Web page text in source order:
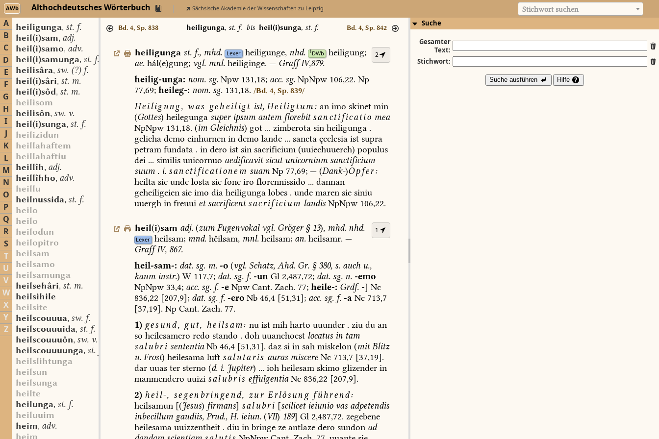
AWb Althochdeutsches Wörterbuch Sächsische Akademie der Wissenschaften zu Leipzig Stichwort suchen
A
B
C
D
E
F
G
H
I
J
K
L
M
N
O
P
Q
R
S
T
U
V
W
X
Y
Z
heiligunga, st. f.
heil(i)sam, adj.
heil(i)samo, adv.
heil(i)samunga, st. f.
heilisâra, sw. (?) f.
heil(i)sâri, st. m.
heil(i)sôd, st. m.
heilisom
heilisôn, sw. v.
heil(i)sunga, st. f.
heilizidun
heillahaftem
heillahaftiu
heillîh, adj.
heillîhho, adv.
heillu
heilnussida, st. f.
heilo
heilo
heilodun
heilopitro
heilsam
heilsamo
heilsamunga
heilsehâri, st. m.
heilsihile
heilsite
heilscouuua, sw. f.
heilscouuuida, st. f.
heilscouuuôn, sw. v.
heilscouuuunga, st. f.
heilslihtunga
heilsun
heilsunga
heilte
heilunga, st. f.
heiluuim
heim, adv.
heim
Bd. 4, Sp. 838 heiligunga, st. f.bis heil(i)sunga, st. f. Bd. 4, Sp. 842
2
heiligunga st. f., mhd. Lexer heiligunge, nhd. 1DWb
heiligung;
ae. hál(e)gung; vgl.mnl.heiliginge. — GraffIV,879.
heilig-unga: nom.sg.Npw131,18; acc.sg.NpNpw 106,22. Np
77,69; heileg-: nom.sg.131,18. /Bd. 4, Sp. 839/
Heiligung, was geheiligt ist, Heiligtum: an imo skinet min
(Gottes) heilegunga superipsumautemflorebit sanctificatio mea
NpNpw131,18. (imGleichnis) got ... zimberotasinheiligunga.
gelichademo einhurnenin demo lande... sanctaęcclesiaistsupra
petramfundata . indero istsinsacrificium(uuiechuuerch) populus
dei ... similisunicornuo aedificavitsicutunicornium sanctificium
suum.i. sanctificationem suam Np 77,69; — (Dank-)Opfer:
heiltasieundelostasiefoneiro florennissido ... dannan
geheiligeiensieimo dia heiligungalobes. undemarensiesiniu
uuerghinfreuui et sacrificent sacrificium laudis NpNpw 106,22.
1
heil(i)sam adj. (zum Fugenvokalvgl. Gröger§13), mhd. nhd.
Lexer heilsam; mnd.hêilsam, mnl.heilsam; an.heilsamr. —
GraffIV,867.
heil-sam-: dat.sg.m. -o(vgl.Schatz,Ahd.Gr.§380,s. auchu.,
kauminstr.) W117,7; dat.sg.f. -unGl2,487,72; dat.sg.n. -emo
NpNpw33,4; acc.sg.f. -eNpwCant. Zach. 77; heile-: Grdf. -] Nc
836,22 [207,9]; dat.sg.f. -ero Nb46,4[51,31]; acc.sg.f. -aNc713,7
[37,19]. NpCant. Zach. 77.
1) gesund, gut, heilsam: nuistmihharto uuunder . ziuduan
so heilesamero redo stando . dohuuanchoest locatusintam
salubri sententiaNb 46,4 [51,31]. daz si in sah miskelon (mitBlitz
u.Frost) heilesamaluft salutaris aurasmiscereNc713,7 [37,19].
daruuastersterno (d.i. Jupiter) ... iohheilesamskimo glizenderin
manmendero uuizi salubris effulgentiaNc 836,22 [207,9].
2) heil-, segenbringend, zur Erlösung führend:
heilsamun[(Jesus) firmans] salubri [scilicetieiunio vas adpetendis
inbecillumgaudiis,Prud.,H.ieiun.(VII) 189] Gl2,487,72. zegebene
heilesamauuizzentheit. diuin bringezeantlazedero sundon ad
Suche
Gesamter
Text:
Stichwort:
Suche ausführen Hilfe